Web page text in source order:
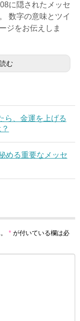
に隠されたメッセ
数字の意味とツイ
ジをお伝えしま
む
ら、金運を上げる
める重要なメッセ
* が付いている欄は必